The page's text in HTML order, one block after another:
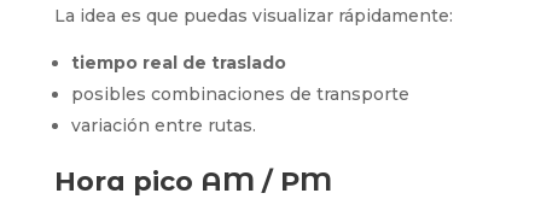
La idea es que puedas visualizar rápidamente:
tiempo real de traslado
posibles combinaciones de transporte
variación entre rutas.
Hora pico AM / PM